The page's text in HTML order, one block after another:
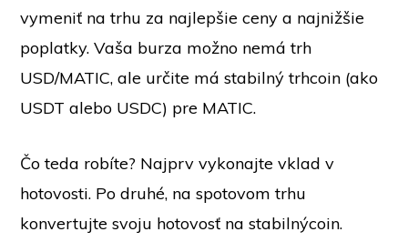
vymeniť na trhu za najlepšie ceny a najnižšie
poplatky. Vaša burza možno nemá trh
USD/MATIC, ale určite má stabilný trhcoin (ako
USDT alebo USDC) pre MATIC.
Čo teda robíte? Najprv vykonajte vklad v
hotovosti. Po druhé, na spotovom trhu
konvertujte svoju hotovosť na stabilnýcoin.